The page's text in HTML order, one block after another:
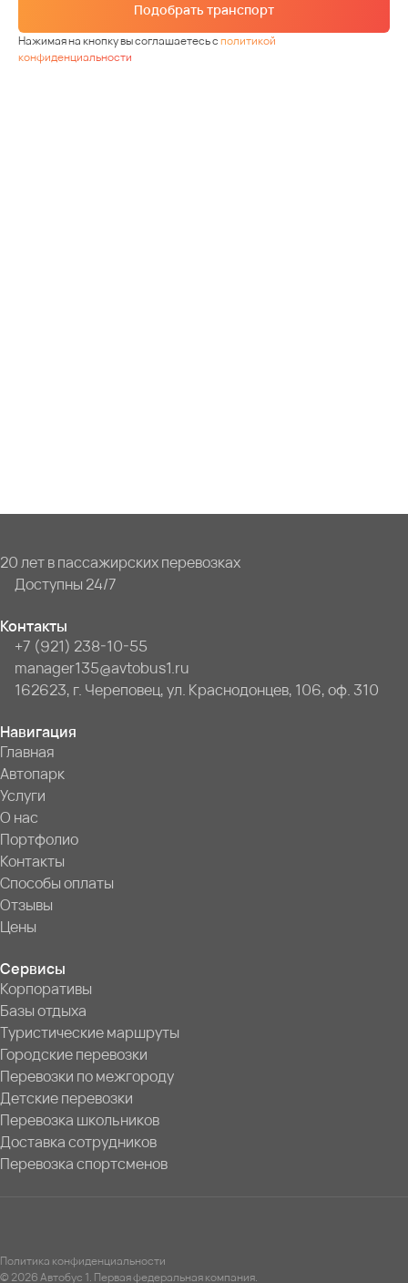
Подобрать транспорт
Нажимая на кнопку вы соглашаетесь сполитикой
конфиденциальности
20 лет в пассажирских перевозках
Доступны 24/7
Контакты
+7 (921) 238-10-55
manager135@avtobus1.ru
162623, г. Череповец, ул. Краснодонцев, 106, оф. 310
Навигация
Главная
Автопарк
Услуги
О нас
Портфолио
Контакты
Способы оплаты
Отзывы
Цены
Сервисы
Корпоративы
Базы отдыха
Туристические маршруты
Городские перевозки
Перевозки по межгороду
Детские перевозки
Перевозка школьников
Доставка сотрудников
Перевозка спортсменов
Политика конфиденциальности
© 2026 Автобус 1. Первая федеральная компания.